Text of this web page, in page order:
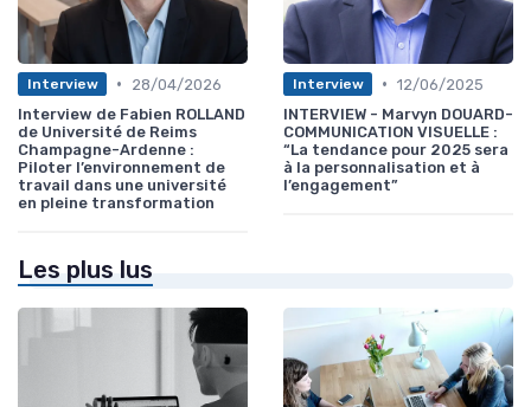
Interview •
28/04/2026
Interview de Fabien ROLLAND
de Université de Reims
Champagne-Ardenne :
Piloter l’environnement de
travail dans une université
en pleine transformation
Interview • 12/06/2025
INTERVIEW - Marvyn DOUARD-
COMMUNICATION VISUELLE :
“La tendance pour 2025 sera
à la personnalisation et à
l’engagement”
Les plus lus